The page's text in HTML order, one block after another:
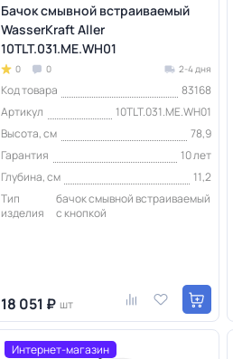
Бачок смывной встраиваемый
WasserKraft Aller
10TLT.031.ME.WH01
0 0 2-4 дня
Код товара
83168
Артикул
10TLT.031.ME.WH01
Высота, см
78,9
Гарантия
10 лет
Глубина, см
11,2
Тип
изделия
бачок смывной встраиваемый
с кнопкой
18 051 ₽ шт
Интернет-магазин